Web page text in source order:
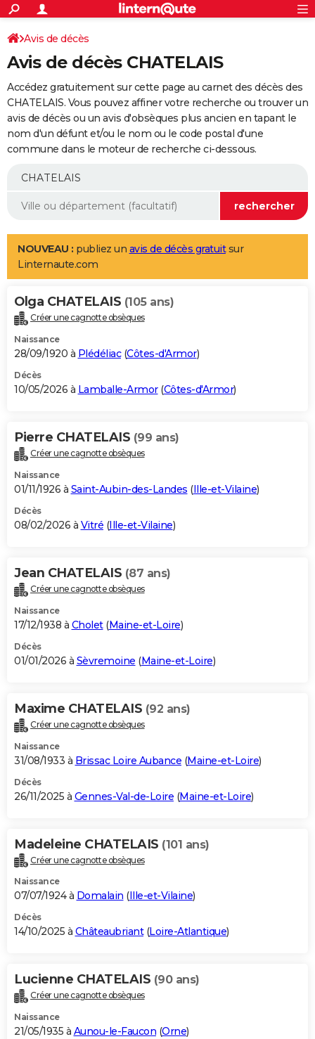
ACTUALITÉS
Politique
Société
Faits Divers
Education
Monde
Villes
+
SPORT
Coupe du monde 2026
Football
Tennis
Cyclisme
Rugby
Forum
Programme TV
TNT
Streaming
Cinéma
Sorties cinéma
Musique
+
FINANCE
Retraite
Epargne
Immobilier
Risques naturels par ville
Banque
Assurance
AUTO
Essais
Réserver un essai
Citadines
Berlines
SUV
Forum auto
+
Mobiles
Meilleur smartphone
Internet
Ordinateurs
Jeux vidéo
Guide high-tech
Aménagement intérieur
LIFESTYLE
Art de vivre
Bien-être
Loisirs
Mode
Modes de vie
Alimentation
Guide de la santé
Maladies
Médicaments
Sommeil
VOYAGE
Destinations
City break
Voyage nature
Voyage de noces
Forum
Climat
+PHOTO
GUIDES D'ACHAT
BONS PLANS
Carte de Noël
Carte Bonne année
Carte Saint-Valentin
Carte Pâques
Carte d'anniversaire
DICTIONNAIRE
Dictionnaire
Biographies
Citations
Expressions
Proverbes
PROGRAMME TV
S'inscrire
Se connecter
Lycées
Collèges
Primaires
Universités
Entreprises
Service militaire
Avis de recherche
AVIS DE DÉCÈS
Bricolage
Lifestyle
Culture
Sport
Auto
Television
Voyage
Cinema
Avis de décès
Avis de décès CHATELAIS
Accédez gratuitement sur cette page au carnet des décès des
CHATELAIS. Vous pouvez affiner votre recherche ou trouver un
avis de décès ou un avis d'obsèques plus ancien en tapant le
nom d'un défunt et/ou le nom ou le code postal d'une
commune dans le moteur de recherche ci-dessous.
NOUVEAU : publiez un avis de décès gratuitsur
Linternaute.com
Olga CHATELAIS (105 ans)
Créer une cagnotte obsèques
Naissance
28/09/1920 à Plédéliac(Côtes-d'Armor)
Décès
10/05/2026 à Lamballe-Armor(Côtes-d'Armor)
Pierre CHATELAIS (99 ans)
Créer une cagnotte obsèques
Naissance
01/11/1926 à Saint-Aubin-des-Landes (Ille-et-Vilaine)
Décès
08/02/2026 à Vitré (Ille-et-Vilaine)
Jean CHATELAIS (87 ans)
Créer une cagnotte obsèques
Naissance
17/12/1938 à Cholet(Maine-et-Loire)
Décès
01/01/2026 à Sèvremoine (Maine-et-Loire)
Maxime CHATELAIS (92 ans)
Créer une cagnotte obsèques
Naissance
31/08/1933 à Brissac Loire Aubance (Maine-et-Loire)
Décès
26/11/2025 à Gennes-Val-de-Loire (Maine-et-Loire)
Madeleine CHATELAIS (101 ans)
Créer une cagnotte obsèques
Naissance
07/07/1924 à Domalain (Ille-et-Vilaine)
Décès
14/10/2025 à Châteaubriant(Loire-Atlantique)
Lucienne CHATELAIS (90 ans)
Créer une cagnotte obsèques
Naissance
21/05/1935 à Aunou-le-Faucon (Orne)